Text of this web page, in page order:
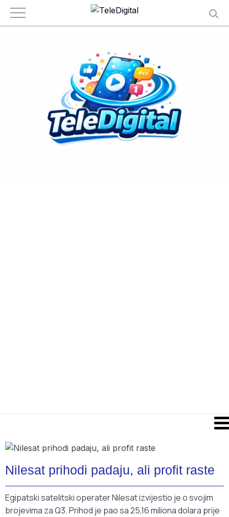
Nilesat prihodi padaju, ali profit raste
Egipatski satelitski operater Nilesat izvijestio je o svojim
brojevima za Q3. Prihod je pao sa 25,16 miliona dolara prije